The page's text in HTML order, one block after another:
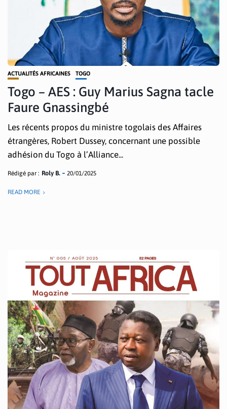
ACTUALITÉS AFRICAINES TOGO
Togo – AES : Guy Marius Sagna tacle
Faure Gnassingbé
Les récents propos du ministre togolais des Affaires
étrangères, Robert Dussey, concernant une possible
adhésion du Togo à l’Alliance...
Rédigé par : Roly B. 20/01/2025
READ MORE